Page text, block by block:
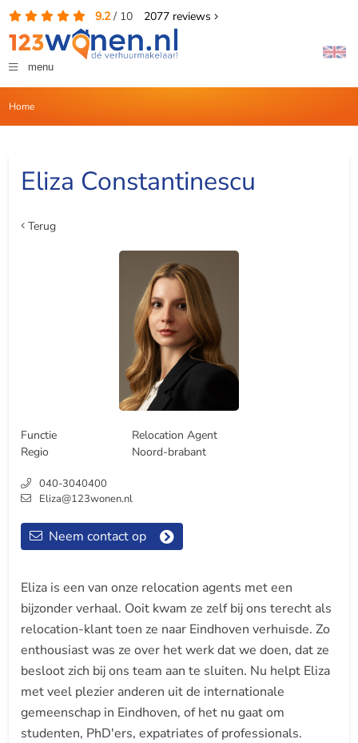
9.2/ 10 2077reviews
menu
Home
Eliza Constantinescu
Terug
Functie
Relocation Agent
Regio
Noord-brabant
040-3040400
Eliza@123wonen.nl
Neem contact op
Eliza is een van onze relocation agents met een
bijzonder verhaal. Ooit kwam ze zelf bij ons terecht als
relocation-klant toen ze naar Eindhoven verhuisde. Zo
enthousiast was ze over het werk dat we doen, dat ze
besloot zich bij ons team aan te sluiten. Nu helpt Eliza
met veel plezier anderen uit de internationale
gemeenschap in Eindhoven, of het nu gaat om
studenten, PhD'ers, expatriates of professionals.